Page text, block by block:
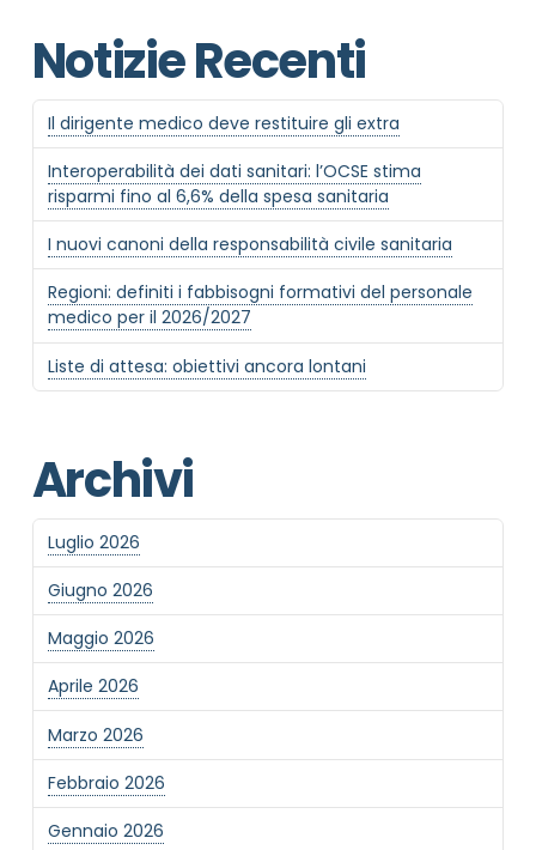
Notizie Recenti
Il dirigente medico deve restituire gli extra
Interoperabilità dei dati sanitari: l’OCSE stima
risparmi fino al 6,6% della spesa sanitaria
I nuovi canoni della responsabilità civile sanitaria
Regioni: definiti i fabbisogni formativi del personale
medico per il 2026/2027
Liste di attesa: obiettivi ancora lontani
Archivi
Luglio 2026
Giugno 2026
Maggio 2026
Aprile 2026
Marzo 2026
Febbraio 2026
Gennaio 2026
NOME STRUTTURA*
MAIL REFERENTE*
MOTIVO DEL CONTATTO*
Informativa Privacy
Ho preso visione dell'informativa privacy
Privacy Policy completa
Newsletter
Desidero rimanere aggiornato sulle ultime
novità dell'Associazione tramite l'iscrizione alla
newsletter